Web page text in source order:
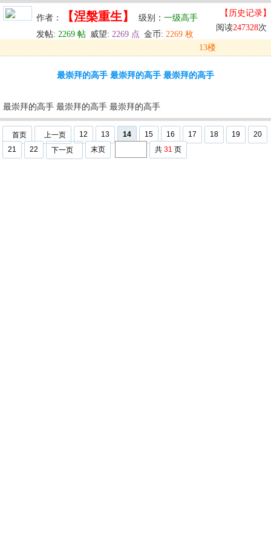
作者： 【涅槃重生】 级别： 一级高手
发帖: 2269 帖 威望: 2269 点 金币: 2269 枚
【历史记录】
阅读247328次
13楼
u
最崇拜的高手 最崇拜的高手 最崇拜的高手
最崇拜的高手 最崇拜的高手 最崇拜的高手
首页 上一页 12 13 14 15 16 17 18 19
20
21
22 下一页 末页 共 31 页